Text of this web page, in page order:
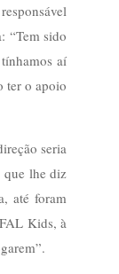
“Tem sido
aí
ter o apoio
seria
que lhe diz
até foram
Kids, à